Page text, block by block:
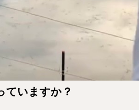
ていますか？